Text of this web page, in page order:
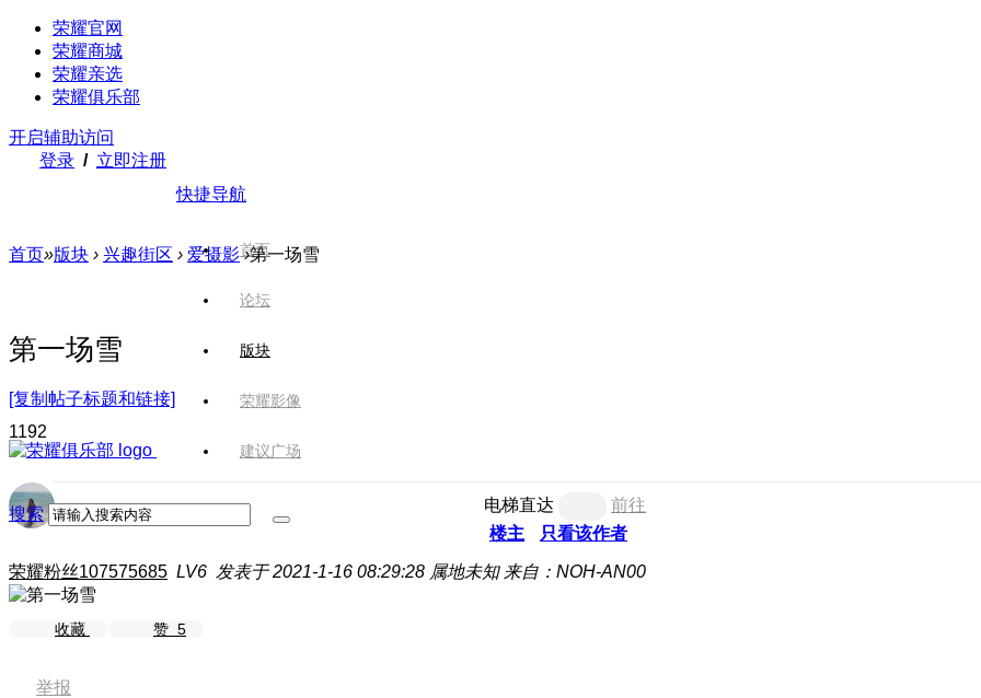
荣耀官网
荣耀商城
荣耀亲选
荣耀俱乐部
开启辅助访问
登录 / 立即注册
快捷导航
首页
论坛
版块
荣耀影像
建议广场
搜索
首页»版块 › 兴趣街区 › 爱摄影 ›第一场雪
第一场雪
[复制帖子标题和链接]
1192
电梯直达
前往
楼主
只看该作者
荣耀粉丝107575685 LV6 发表于 2021-1-16 08:29:28 属地未知 来自：NOH-AN00
收藏 赞 5
举报